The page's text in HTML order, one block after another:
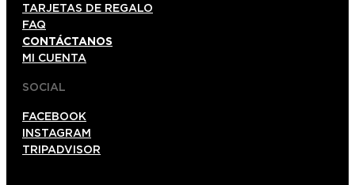
TARJETAS DE REGALO
FAQ
CONTÁCTANOS
MI CUENTA
SOCIAL
FACEBOOK
INSTAGRAM
TRIPADVISOR